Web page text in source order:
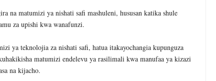
na matumizi ya nishati safi mashuleni, hususan katika shule
za upishi kwa wanafunzi.
ya teknolojia za nishati safi, hatua itakayochangia kupunguza
matumizi endelevu ya rasilimali kwa manufaa ya kizazi
na kijacho.